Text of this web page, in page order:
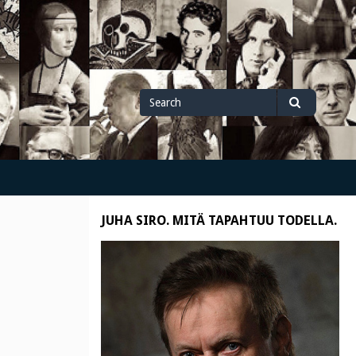
Search
for
Search
JUHA SIRO. MITÄ TAPAHTUU TODELLA.